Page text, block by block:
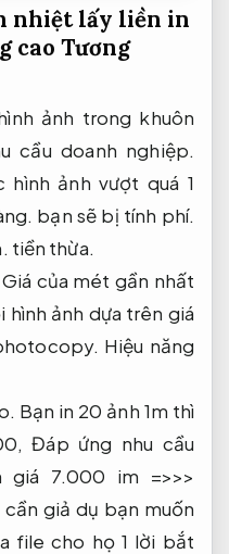
nhiệt lấy liền in
cao Tương
ảnh trong khuôn
cầu doanh nghiệp.
ảnh vượt quá 1
bạn sẽ bị tính phí.
tiền thừa.
Giá của mét gần nhất
hình ảnh dựa trên giá
Hiệu năng
Bạn in 20 ảnh 1m thì
Đáp ứng nhu cầu
giá 7.000 im =>>>
cần giả dụ bạn muốn
file cho họ 1 lời bắt